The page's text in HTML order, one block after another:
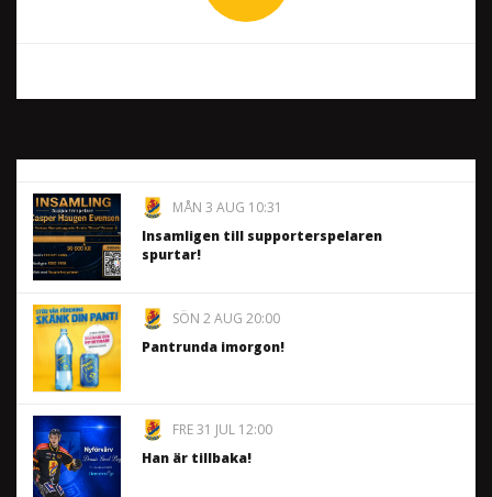
MÅN 3 AUG 10:31
Insamligen till supporterspelaren
spurtar!
SÖN 2 AUG 20:00
Pantrunda imorgon!
FRE 31 JUL 12:00
Han är tillbaka!